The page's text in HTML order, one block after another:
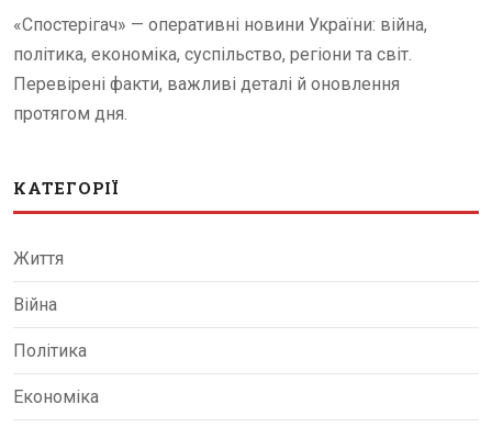
«Спостерігач» — оперативні новини України: війна,
політика, економіка, суспільство, регіони та світ.
Перевірені факти, важливі деталі й оновлення
протягом дня.
КАТЕГОРІЇ
Життя
Війна
Політика
Економіка